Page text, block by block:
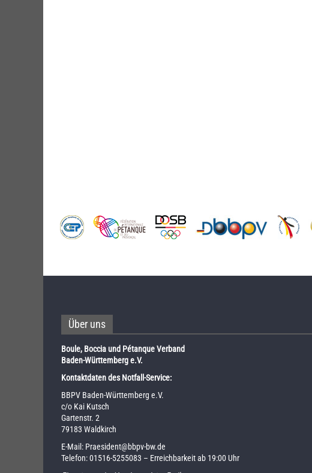
Über uns
Boule, Boccia und Pétanque Verband
Baden-Württemberg e.V.
Kontaktdaten des Notfall-Service:
BBPV Baden-Württemberg e.V.
c/o Kai Kutsch
Gartenstr. 2
79183 Waldkirch
E-Mail: Praesident@bbpv-bw.de
Telefon:01516-5255083 – Erreichbarkeit ab 19:00 Uhr